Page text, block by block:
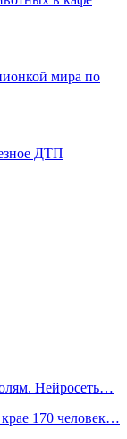
мира по
ДТП
Нейросеть…
170 человек…